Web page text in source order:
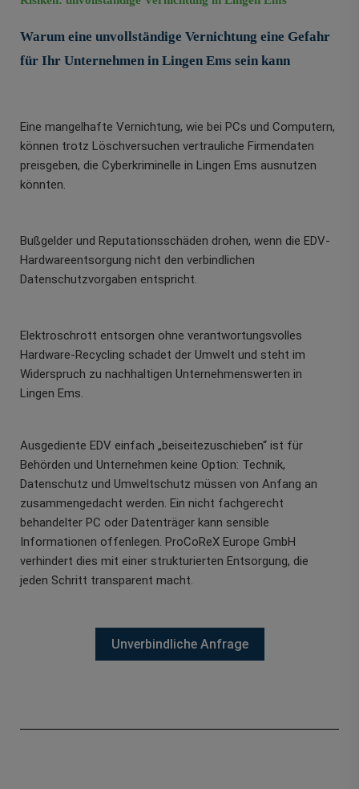
Warum eine unvollständige Vernichtung eine Gefahr
für Ihr Unternehmen in Lingen Ems sein kann
Eine mangelhafte Vernichtung, wie bei PCs und Computern,
können trotz Löschversuchen vertrauliche Firmendaten
preisgeben, die Cyberkriminelle in Lingen Ems ausnutzen
könnten.
Bußgelder und Reputationsschäden drohen, wenn die EDV-
Hardwareentsorgung nicht den verbindlichen
Datenschutzvorgaben entspricht.
Elektroschrott entsorgen ohne verantwortungsvolles
Hardware-Recycling schadet der Umwelt und steht im
Widerspruch zu nachhaltigen Unternehmenswerten in
Lingen Ems.
Ausgediente EDV einfach „beiseitezuschieben“ ist für
Behörden und Unternehmen keine Option: Technik,
Datenschutz und Umweltschutz müssen von Anfang an
zusammengedacht werden. Ein nicht fachgerecht
behandelter PC oder Datenträger kann sensible
Informationen offenlegen. ProCoReX Europe GmbH
verhindert dies mit einer strukturierten Entsorgung, die
jeden Schritt transparent macht.
Unverbindliche Anfrage